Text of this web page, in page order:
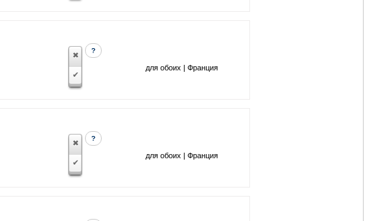
?
для обоих | Франция
?
для обоих | Франция